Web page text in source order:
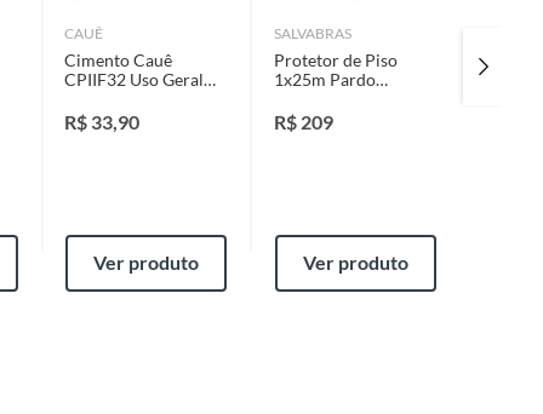
CAUÊ
Cimento Cauê
CPIIF32 Uso Geral
R$ 33,90
Ver produto
SALVABRAS
Protetor de Piso
1x25m Pardo
R$ 209
Ver produto
Massa
Balde